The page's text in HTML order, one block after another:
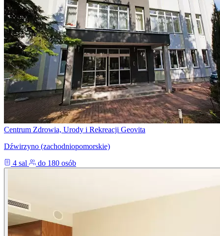
Centrum Zdrowia, Urody i Rekreacji Geovita
Dźwirzyno (zachodniopomorskie)
4 sal
do 180 osób